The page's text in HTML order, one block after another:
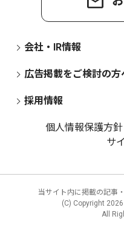
会社・IR情報
広告掲載をご検討の方
採用情報
個人情報保護方針
サ
当サイト内に掲載の記事
(C) Copyright 2026
All